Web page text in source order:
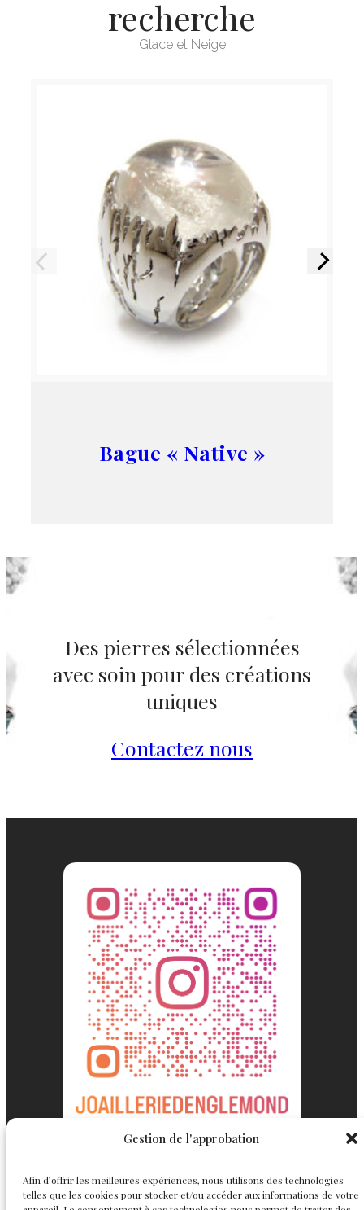
Gestion de l'approbation
Afin d’offrir les meilleures expériences, nous utilisons des technologies
telles que les cookies pour stocker et/ou accéder aux informations de votre
recherche
Glace et Neige
Précédent Suivant
Bague « Native »
Des pierres sélectionnées
avec soin pour des créations
uniques
Contactez nous
Englemond Suivez nous